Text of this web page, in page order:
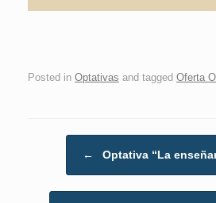
Posted in Optativas and tagged Oferta
← Optativa “La